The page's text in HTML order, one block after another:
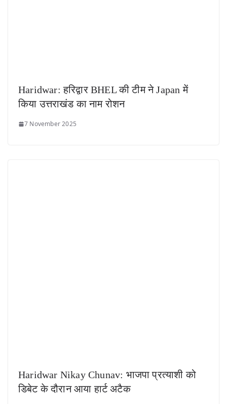
Haridwar: हरिद्वार BHEL की टीम ने Japan में
किया उत्तराखंड का नाम रोशन
7 November 2025
Haridwar Nikay Chunav: भाजपा प्रत्याशी को
डिबेट के दौरान आया हार्ट अटैक